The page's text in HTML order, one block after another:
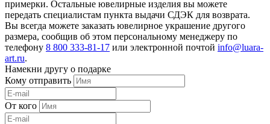
примерки. Остальные ювелирные изделия вы можете
передать специалистам пункта выдачи СДЭК для возврата.
Вы всегда можете заказать ювелирное украшение другого
размера, сообщив об этом персональному менеджеру по
телефону 8 800 333-81-17 или электронной почтой info@luara-
art.ru.
Намекни другу о подарке
Кому отправить
От кого